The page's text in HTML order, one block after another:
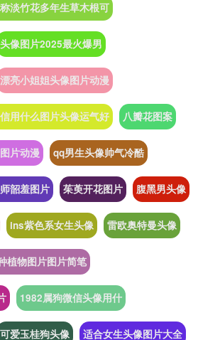
淡竹花多年生草木根可
头像图片2025最火爆男
漂亮小姐姐头像图片动漫
用什么图片头像运气好 八瓣花图案
片动漫 qq男生头像帅气冷酷
韶羞图片 茱萸开花图片 腹黑男头像
ins紫色系女生头像 雷欧奥特曼头像
植物图片图片简笔
1982属狗微信头像用什
可爱玉桂狗头像 适合女生头像图片大全